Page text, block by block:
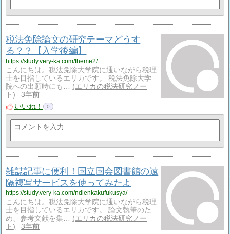
税法免除論文の研究テーマどうす
る？？【入学後編】
https://study.very-ka.com/theme2/
こんにちは。税法免除大学院に通いながら税理
士を目指しているエリカです。 税法免除大学
院への出願時にも…
エリカの税法研究ノー
ト
3年前
いいね！
0
雑誌記事に便利！国立国会図書館の遠
隔複写サービスを使ってみたよ
https://study.very-ka.com/ndlenkakufukusya/
こんにちは。税法免除大学院に通いながら税理
士を目指しているエリカです。 論文執筆のた
め、参考文献を集…
エリカの税法研究ノー
ト
3年前